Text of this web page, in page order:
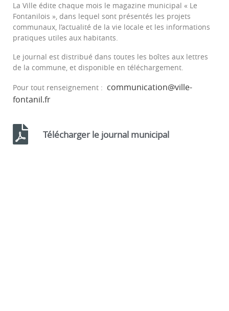
La Ville édite chaque mois le magazine municipal « Le
Fontanilois », dans lequel sont présentés les projets
communaux, l’actualité de la vie locale et les informations
pratiques utiles aux habitants.
Le journal est distribué dans toutes les boîtes aux lettres
de la commune, et disponible en téléchargement.
Pour tout renseignement : communication@ville-
fontanil.fr
Télécharger le journal municipal